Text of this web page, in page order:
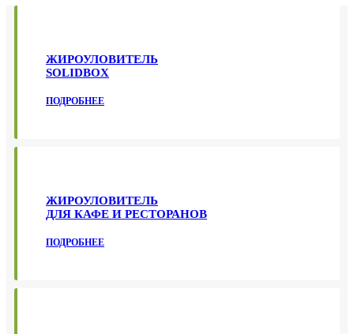
ЖИРОУЛОВИТЕЛЬ
SOLIDBOX
ПОДРОБНЕЕ
ЖИРОУЛОВИТЕЛЬ
ДЛЯ КАФЕ И РЕСТОРАНОВ
ПОДРОБНЕЕ